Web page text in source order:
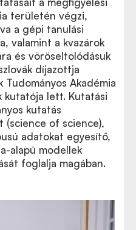
területén végzi,
a gépi tanulási
valamint a kvazárok
és vöröseltolódásuk
díjazottja
Tudományos Akadémia
kutatója lett. Kutatási
kutatás
(science of science),
adatokat egyesítő,
alapú modellek
foglalja magában.